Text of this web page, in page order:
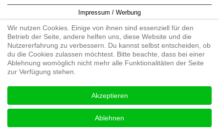
Impressum / Werbung
Informationspflicht WKO
AGB
#enduroaustria, #wirlebenenduro #enduroaustriaracingteam
Enduro-Austria, Enduro, Endurosport, Endurocross, Endurotraining,
Endurotouren, Endurorennen, Hardenduro, Extreme Enduro
Wir nutzen Cookies. Einige von ihnen sind essenziell für den
Betrieb der Seite, andere helfen uns, diese Website und die
Nutzererfahrung zu verbessern. Du kannst selbst entscheiden, ob
du die Cookies zulassen möchtest. Bitte beachte, dass bei einer
Ablehnung womöglich nicht mehr alle Funktionalitäten der Seite
zur Verfügung stehen.
Akzeptieren
Ablehnen